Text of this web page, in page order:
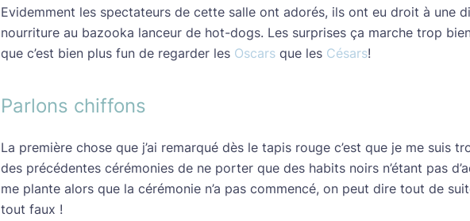
Evidemment les spectateurs de cette salle ont adorés, ils ont eu droit à une
nourriture au bazooka lanceur de hot-dogs. Les surprises ça marche trop
que c’est bien plus fun de regarder les Oscars que les Césars!
Parlons chiffons
La première chose que j’ai remarqué dès le tapis rouge c’est que je me suis
des précédentes cérémonies de ne porter que des habits noirs n’étant pas
me plante alors que la cérémonie n’a pas commencé, on peut dire tout de
tout faux !